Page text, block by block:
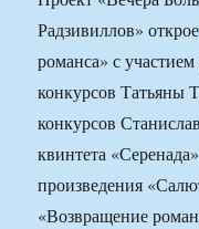
Радзивиллов»
романса» с
конкурсов Татьяны
конкурсов
квинтета
произведения
«Возвращение